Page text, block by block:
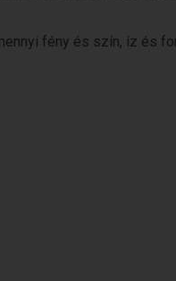
fény és szín, íz és